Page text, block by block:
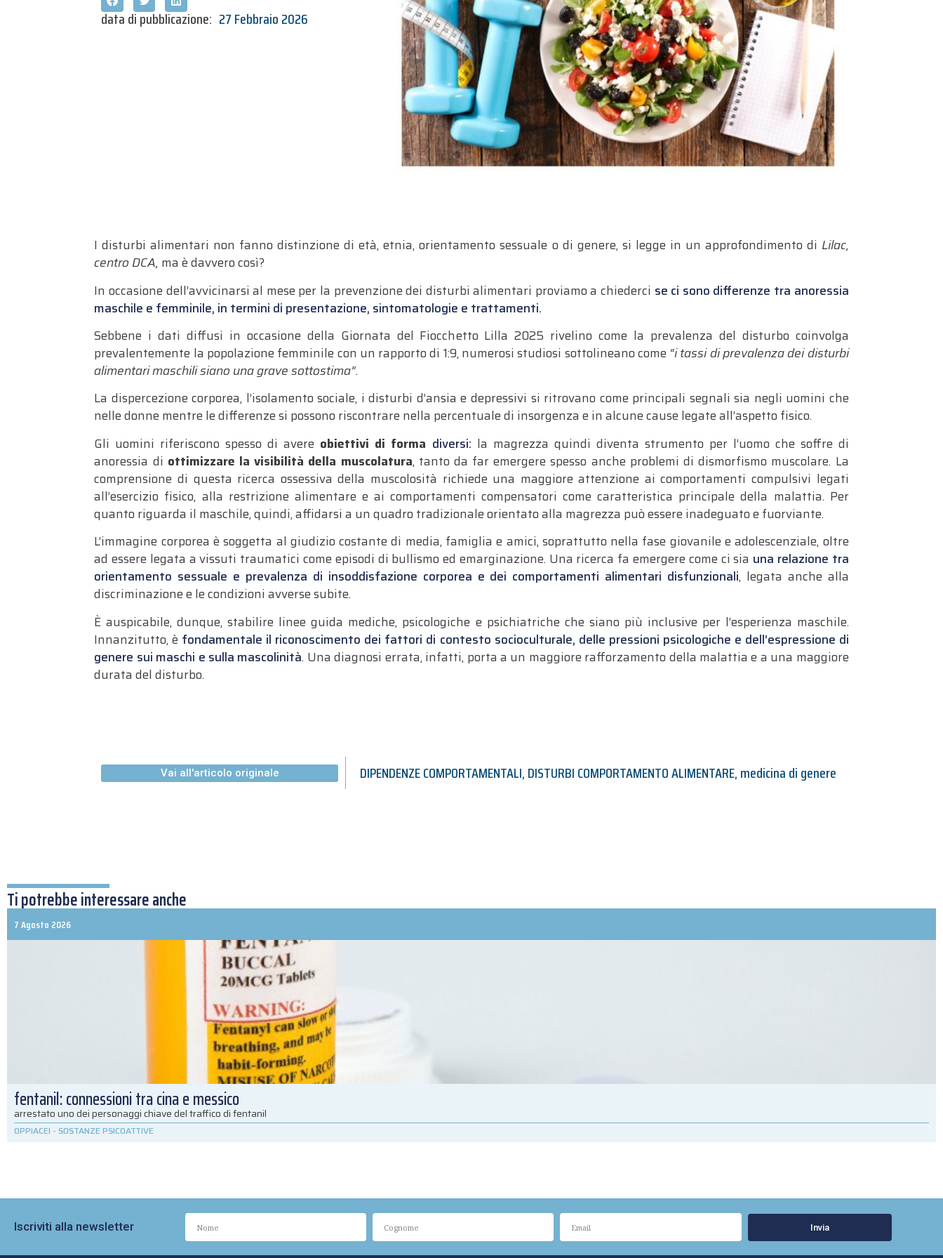
data di pubblicazione: 27 Febbraio 2026
I disturbi alimentari non fanno distinzione di età, etnia, orientamento sessuale o di genere, si legge in un approfondimento di Lilac,
centro DCA, ma è davvero così?
In occasione dell’avvicinarsi al mese per la prevenzione dei disturbi alimentari proviamo a chiederci se ci sono differenze tra anoressia
maschile e femminile, in termini di presentazione, sintomatologie e trattamenti.
Sebbene i dati diffusi in occasione della Giornata del Fiocchetto Lilla 2025 rivelino come la prevalenza del disturbo coinvolga
prevalentemente la popolazione femminile con un rapporto di 1:9, numerosi studiosi sottolineano come “i tassi di prevalenza dei disturbi
alimentari maschili siano una grave sottostima”.
La dispercezione corporea, l’isolamento sociale, i disturbi d’ansia e depressivi si ritrovano come principali segnali sia negli uomini che
nelle donne mentre le differenze si possono riscontrare nella percentuale di insorgenza e in alcune cause legate all’aspetto fisico.
Gli uomini riferiscono spesso di avere obiettivi di forma diversi: la magrezza quindi diventa strumento per l’uomo che soffre di
anoressia di ottimizzare la visibilità della muscolatura, tanto da far emergere spesso anche problemi di dismorfismo muscolare. La
comprensione di questa ricerca ossessiva della muscolosità richiede una maggiore attenzione ai comportamenti compulsivi legati
all’esercizio fisico, alla restrizione alimentare e ai comportamenti compensatori come caratteristica principale della malattia. Per
quanto riguarda il maschile, quindi, affidarsi a un quadro tradizionale orientato alla magrezza può essere inadeguato e fuorviante.
L’immagine corporea è soggetta al giudizio costante di media, famiglia e amici, soprattutto nella fase giovanile e adolescenziale, oltre
ad essere legata a vissuti traumatici come episodi di bullismo ed emarginazione. Una ricerca fa emergere come ci sia una relazione tra
orientamento sessuale e prevalenza di insoddisfazione corporea e dei comportamenti alimentari disfunzionali, legata anche alla
discriminazione e le condizioni avverse subite.
È auspicabile, dunque, stabilire linee guida mediche, psicologiche e psichiatriche che siano più inclusive per l’esperienza maschile.
Innanzitutto, è fondamentale il riconoscimento dei fattori di contesto socioculturale, delle pressioni psicologiche e dell’espressione di
genere sui maschi e sulla mascolinità. Una diagnosi errata, infatti, porta a un maggiore rafforzamento della malattia e a una maggiore
durata del disturbo.
Vai all'articolo originale DIPENDENZE COMPORTAMENTALI,DISTURBI COMPORTAMENTO ALIMENTARE,medicina di genere
Ti potrebbe interessare anche
7 Agosto 2026
fentanil: connessioni tra cina e messico
arrestato uno dei personaggi chiave del traffico di fentanil
OPPIACEI - SOSTANZE PSICOATTIVE
Iscriviti alla newsletter Invia